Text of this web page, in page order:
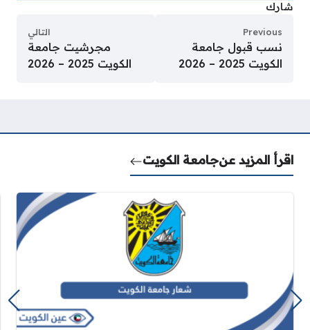
شارك
Previous
نسب قبول جامعة
الكويت 2025 – 2026
التالي
مجرشيت جامعة
الكويت 2025 – 2026
اقرأ المزيد عنجامعة الكويت